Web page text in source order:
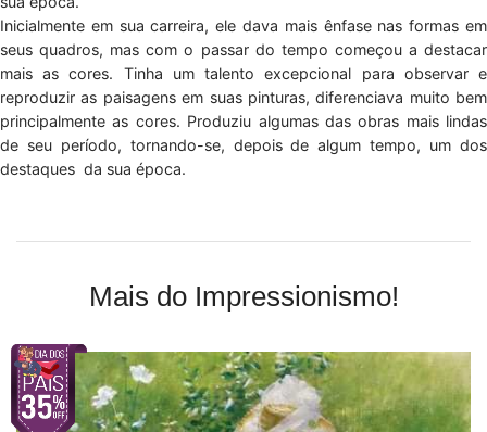
Inicialmente em sua carreira, ele dava mais ênfase nas formas em
seus quadros, mas com o passar do tempo começou a destacar
mais as cores. Tinha um talento excepcional para observar e
reproduzir as paisagens em suas pinturas, diferenciava muito bem
principalmente as cores. Produziu algumas das obras mais lindas
de seu período, tornando-se, depois de algum tempo, um dos
destaques da sua época.
Mais do Impressionismo!